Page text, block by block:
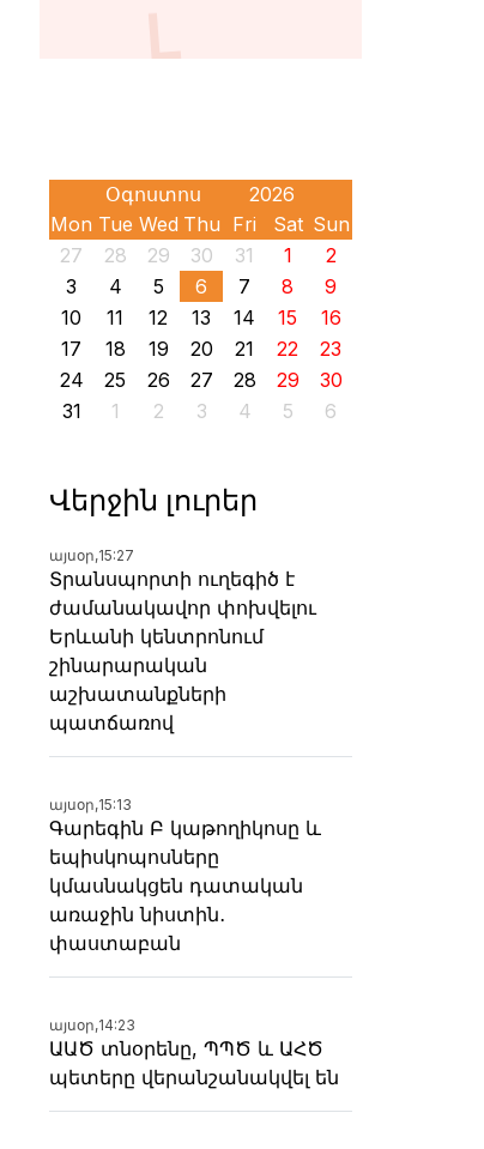
Mon Tue Wed Thu Fri Sat Sun
27
28 29 30 31 1
2
3
4 5 6 7 8
9
10
11 12 13 14 15
16
17
18 19 20 21 22
23
24
25 26 27 28 29
30
31
1 2 3 4 5 6
Վերջին լուրեր
այսօր,15:27
Տրանսպորտի ուղեգիծ է
ժամանակավոր փոխվելու
Երևանի կենտրոնում
շինարարական
աշխատանքների
պատճառով
այսօր,15:13
Գարեգին Բ կաթողիկոսը և
եպիսկոպոսները
կմասնակցեն դատական
առաջին նիստին․
փաստաբան
այսօր,14:23
ԱԱԾ տնօրենը, ՊՊԾ և ԱՀԾ
պետերը վերանշանակվել են